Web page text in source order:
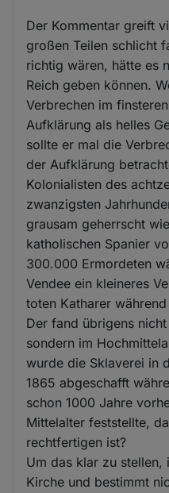
Der Kommentar greift
großen Teilen schlicht
richtig wären, hätte es
Reich geben können.
Verbrechen im
Aufklärung als helles
sollte er mal die
der Aufklärung
Kolonialisten des
zwanzigsten
grausam geherrscht
katholischen Spanier
300.000 Ermordeten
Vendee ein kleineres
toten Katharer
Der fand übrigens
sondern im
wurde die Sklaverei in
1865 abgeschafft
schon 1000 Jahre
Mittelalter feststellte,
rechtfertigen ist?
Um das klar zu stellen,
Kirche und bestimmt